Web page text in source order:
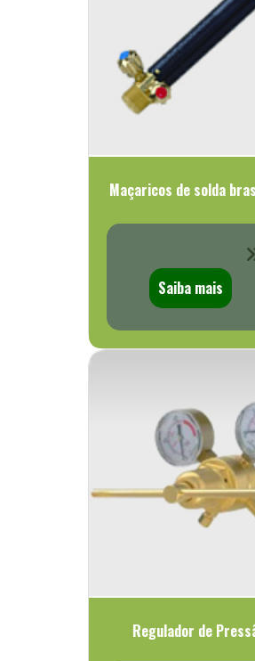
Maçaricos de solda
Saiba mais
Regulador de